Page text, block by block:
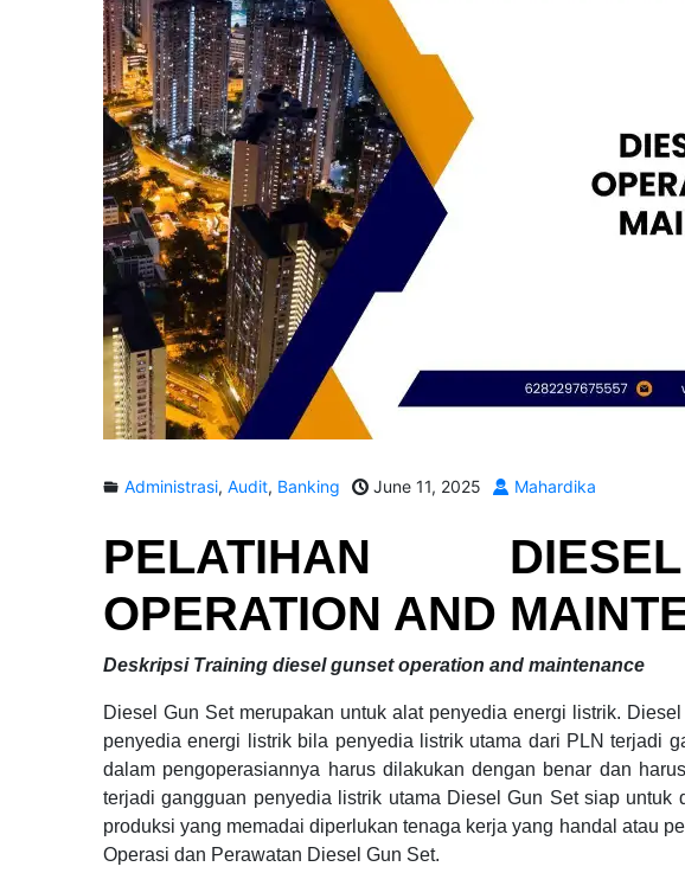
Administrasi, Audit, Banking June 11, 2025 Mahardika
PELATIHAN
OPERATION AND
Deskripsi Training diesel gunset operation and maintenance
Diesel Gun Set merupakan untuk alat penyedia energi listrik.
penyedia energi listrik bila penyedia listrik utama dari PLN terjadi
dalam pengoperasiannya harus dilakukan dengan benar dan
terjadi gangguan penyedia listrik utama Diesel Gun Set siap untuk
produksi yang memadai diperlukan tenaga kerja yang handal atau
Operasi dan Perawatan Diesel Gun Set.